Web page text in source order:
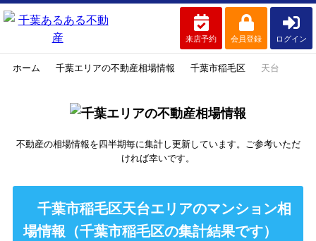
来店予約 会員登録 ログイン
ホーム 千葉エリアの不動産相場情報 千葉市稲毛区 天台
不動産の相場情報を四半期毎に集計し更新しています。ご参考いただ
ければ幸いです。
千葉市稲毛区天台エリアのマンション相
場情報（千葉市稲毛区の集計結果です）